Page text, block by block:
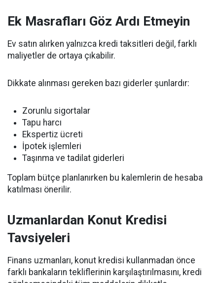
Ek Masrafları Göz Ardı Etmeyin
Ev satın alırken yalnızca kredi taksitleri değil, farklı
maliyetler de ortaya çıkabilir.
Dikkate alınması gereken bazı giderler şunlardır:
Zorunlu sigortalar
Tapu harcı
Ekspertiz ücreti
İpotek işlemleri
Taşınma ve tadilat giderleri
Toplam bütçe planlanırken bu kalemlerin de hesaba
katılması önerilir.
Uzmanlardan Konut Kredisi
Tavsiyeleri
Finans uzmanları, konut kredisi kullanmadan önce
farklı bankaların tekliflerinin karşılaştırılmasını, kredi